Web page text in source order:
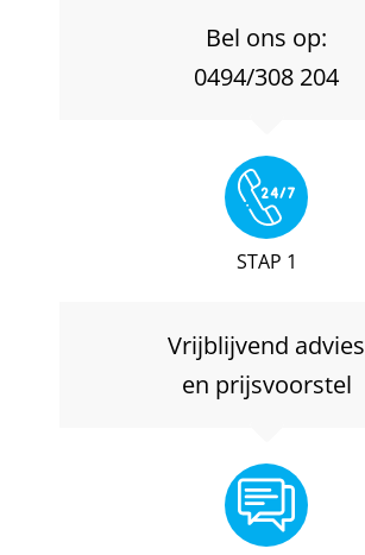
Bel ons op:
0494/308 204
STAP 1
Vrijblijvend advies
en prijsvoorstel